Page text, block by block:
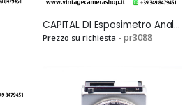
CAPITAL DI Esposimetro AnalogicoSi
Prezzo su richiesta - pr3088